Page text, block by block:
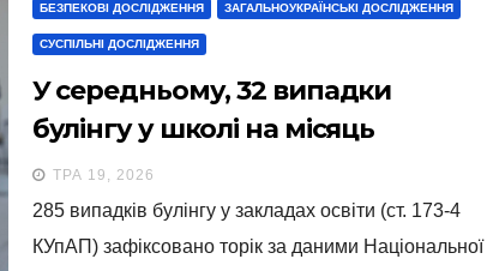
БЕЗПЕКОВІ ДОСЛІДЖЕННЯ ЗАГАЛЬНОУКРАЇНСЬКІ ДОСЛІДЖЕННЯ
СУСПІЛЬНІ ДОСЛІДЖЕННЯ
У середньому, 32 випадки
булінгу у школі на місяць
ТРА 19, 2026
285 випадків булінгу у закладах освіти (ст. 173-4
КУпАП) зафіксовано торік за даними Національної